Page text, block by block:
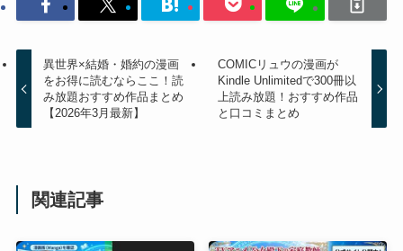
異世界×結婚・婚約の漫画
をお得に読むならここ！読
み放題おすすめ作品まとめ
【2026年3月最新】
COMICリュウの漫画が
Kindle Unlimitedで300冊以
上読み放題！おすすめ作品
と口コミまとめ
関連記事